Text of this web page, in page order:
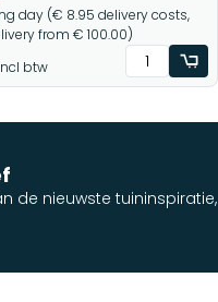
day (€ 8.95 delivery costs,
from € 100.00)
btw
de nieuwste tuininspiratie,